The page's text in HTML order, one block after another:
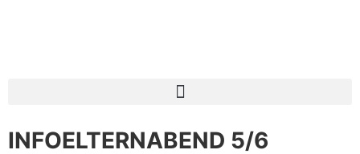
INFOELTERNABEND 5/6